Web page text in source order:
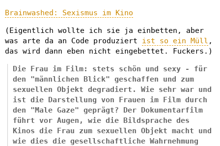
Brainwashed: Sexismus im Kino
(Eigentlich wollte ich sie ja einbetten, aber
was arte da an Code produziert ist so ein Müll ,
das wird dann eben nicht eingebettet. Fuckers.)
Die Frau im Film: stets schön und sexy - für
den "männlichen Blick" geschaffen und zum
sexuellen Objekt degradiert. Wie sehr war und
ist die Darstellung von Frauen im Film durch
den "Male Gaze" geprägt? Der Dokumentarfilm
führt vor Augen, wie die Bildsprache des
Kinos die Frau zum sexuellen Objekt macht und
wie dies die gesellschaftliche Wahrnehmung